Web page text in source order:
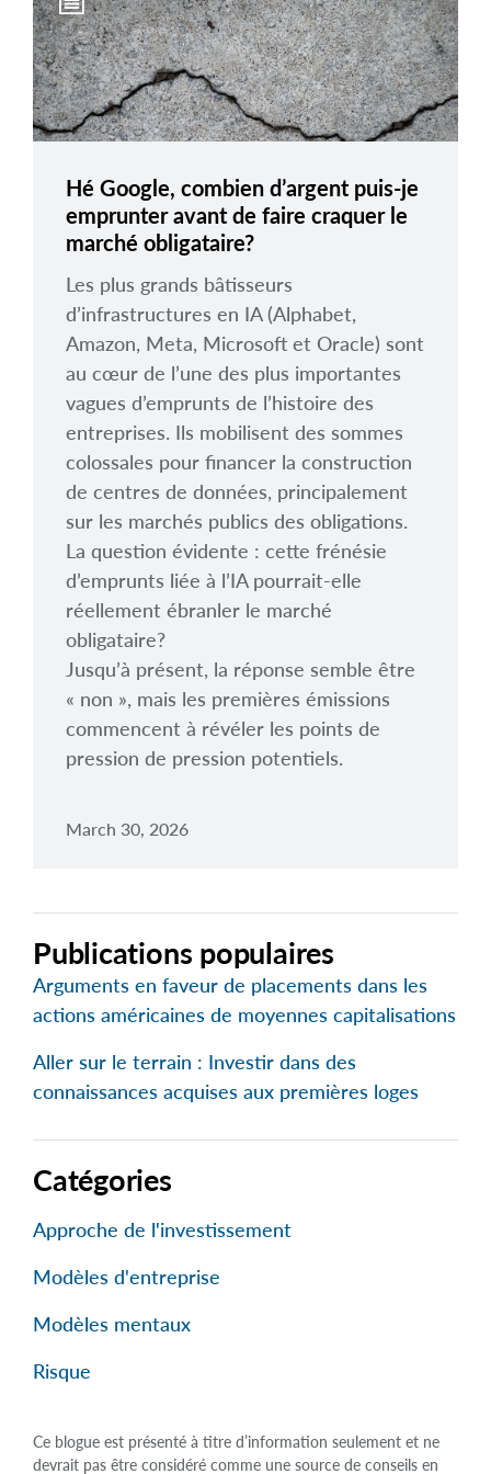
À propos arrow_right
Carrières
Nous joindre
Hé Google, combien d’argent puis-je
emprunter avant de faire craquer le
marché obligataire?
Les plus grands bâtisseurs
d’infrastructures en IA (Alphabet,
Amazon, Meta, Microsoft et Oracle) sont
au cœur de l’une des plus importantes
vagues d’emprunts de l’histoire des
entreprises. Ils mobilisent des sommes
colossales pour financer la construction
de centres de données, principalement
sur les marchés publics des obligations.
La question évidente : cette frénésie
d’emprunts liée à l’IA pourrait-elle
réellement ébranler le marché
obligataire?
Jusqu’à présent, la réponse semble être
« non », mais les premières émissions
commencent à révéler les points de
pression de pression potentiels.
March 30, 2026
Publications populaires
Arguments en faveur de placements dans les
actions américaines de moyennes capitalisations
Aller sur le terrain : Investir dans des
connaissances acquises aux premières loges
Catégories
Approche de l'investissement
Modèles d'entreprise
Modèles mentaux
Risque
Ce blogue est présenté à titre d’information seulement et ne
devrait pas être considéré comme une source de conseils en